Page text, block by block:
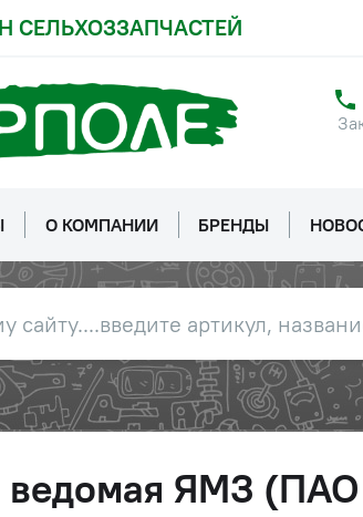
СЕЛЬХОЗЗАПЧАСТЕЙ
О КОМПАНИИ БРЕНДЫ
ЯМЗ (ПАО